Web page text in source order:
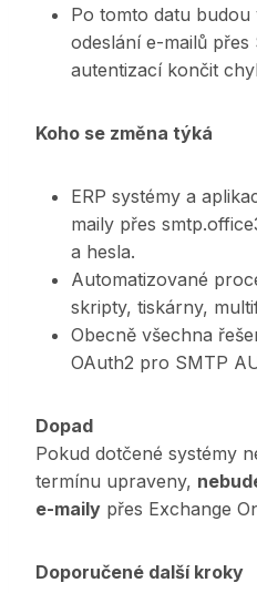
Po tomto datu
odeslání e-mailů
autentizací končit
Koho se změna týká
ERP systémy a
maily přes
a hesla.
Automatizované
skripty, tiskárny,
Obecně všechna
OAuth2 pro SMTP
Dopad
Pokud dotčené systémy
termínu upraveny,
e-maily přes Exchange
Doporučené další kroky